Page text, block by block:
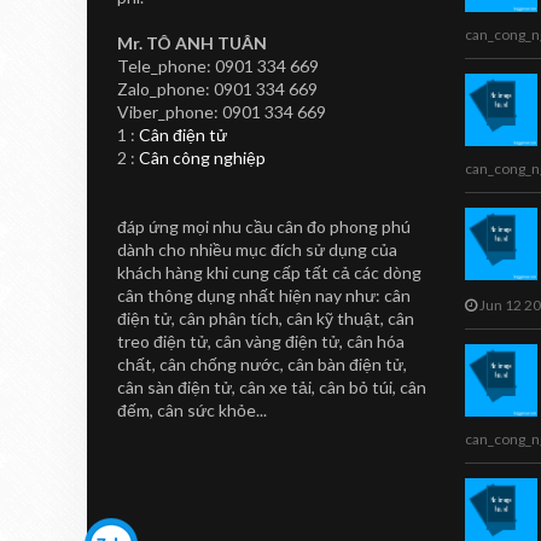
Mr. TÔ ANH TUÂN
Tele_phone: 0901 334 669
Zalo_phone: 0901 334 669
Viber_phone: 0901 334 669
1 : Cân điện tử
2 : Cân công nghiệp
đáp ứng mọi nhu cầu cân đo phong phú
dành cho nhiều mục đích sử dụng của
khách hàng khi cung cấp tất cả các dòng
cân thông dụng nhất hiện nay như: cân
điện tử, cân phân tích, cân kỹ thuật, cân
treo điện tử, cân vàng điện tử, cân hóa
chất, cân chống nước, cân bàn điện tử,
cân sàn điện tử, cân xe tải, cân bỏ túi, cân
đếm, cân sức khỏe...
Jun 12
TOANHTUAN
Nhãn Siêu
in nhãn CL5000-B
Cân Siêu Thị
LS2X Label
LS2X Thermal Label Printing
Scale The LS2X Thermal Label
product with EC Weights and
Measures App...